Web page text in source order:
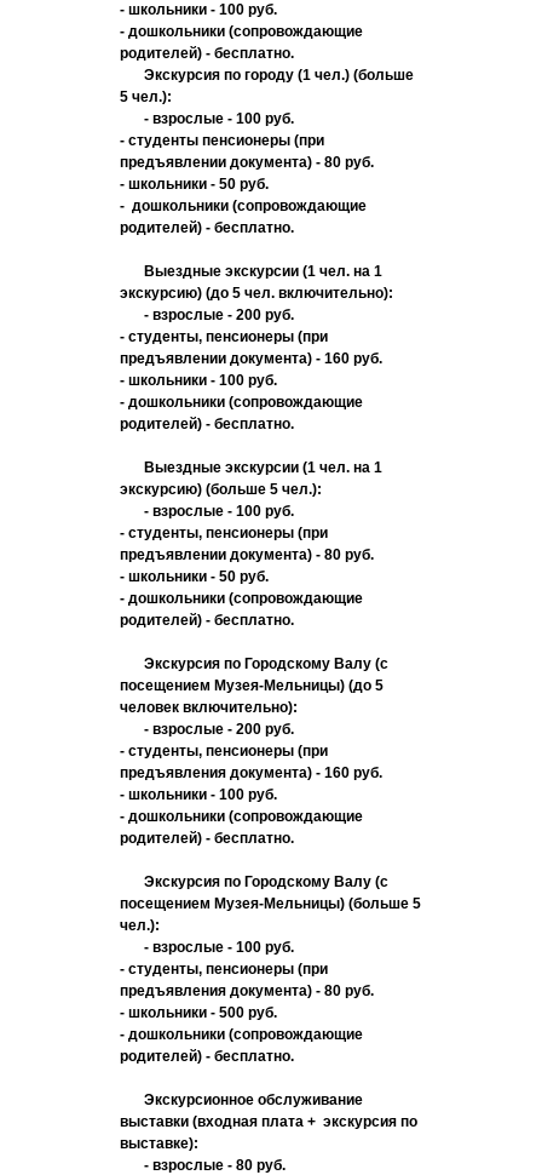
- школьники - 100 руб.
- дошкольники (сопровождающие
родителей) - бесплатно.
Экскурсия по городу (1 чел.) (больше
5 чел.):
- взрослые - 100 руб.
- студенты пенсионеры (при
предъявлении документа) - 80 руб.
- школьники - 50 руб.
- дошкольники (сопровождающие
родителей) - бесплатно.
Выездные экскурсии (1 чел. на 1
экскурсию) (до 5 чел. включительно):
- взрослые - 200 руб.
- студенты, пенсионеры (при
предъявлении документа) - 160 руб.
- школьники - 100 руб.
- дошкольники (сопровождающие
родителей) - бесплатно.
Выездные экскурсии (1 чел. на 1
экскурсию) (больше 5 чел.):
- взрослые - 100 руб.
- студенты, пенсионеры (при
предъявлении документа) - 80 руб.
- школьники - 50 руб.
- дошкольники (сопровождающие
родителей) - бесплатно.
Экскурсия по Городскому Валу (с
посещением Музея-Мельницы) (до 5
человек включительно):
- взрослые - 200 руб.
- студенты, пенсионеры (при
предъявления документа) - 160 руб.
- школьники - 100 руб.
- дошкольники (сопровождающие
родителей) - бесплатно.
Экскурсия по Городскому Валу (с
посещением Музея-Мельницы) (больше 5
чел.):
- взрослые - 100 руб.
- студенты, пенсионеры (при
предъявления документа) - 80 руб.
- школьники - 500 руб.
- дошкольники (сопровождающие
родителей) - бесплатно.
Экскурсионное обслуживание
выставки (входная плата + экскурсия по
выставке):
- взрослые - 80 руб.